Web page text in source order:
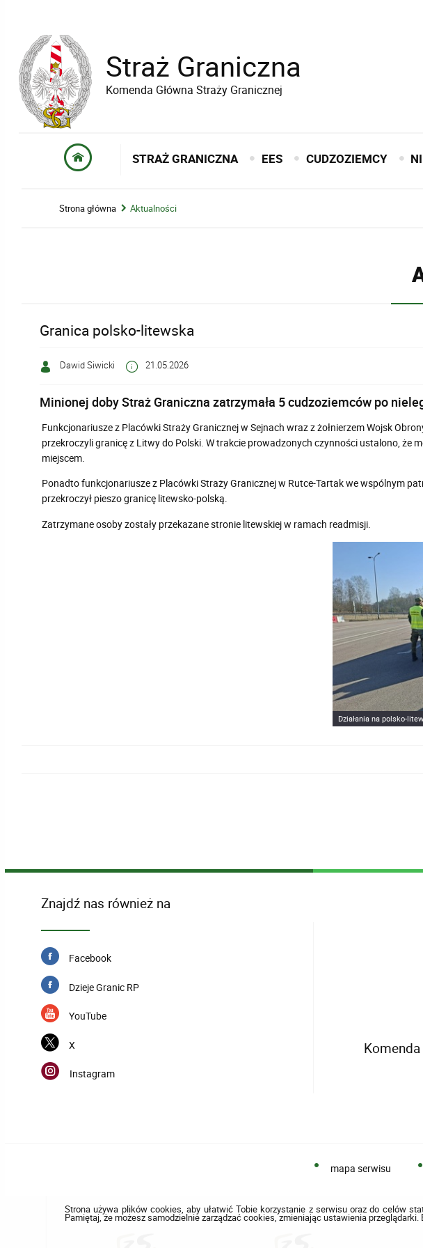
Straż Graniczna
Komenda Główna Straży Granicznej
STRAŻ GRANICZNA EES CUDZOZIEMCY
Strona główna Aktualności
Granica polsko-litewska
Dawid Siwicki 21.05.2026
Minionej doby Straż Graniczna zatrzymała 5 cudzoziemców po
Funkcjonariusze z Placówki Straży Granicznej w Sejnach wraz z żołnierzem Wojsk
przekroczyli granicę z Litwy do Polski. W trakcie prowadzonych czynności ustalono,
miejscem.
Ponadto funkcjonariusze z Placówki Straży Granicznej w Rutce-Tartak we wspólnym
przekroczył pieszo granicę litewsko-polską.
Zatrzymane osoby zostały przekazane stronie litewskiej w ramach readmisji.
Działania na polsko-
Znajdź nas również na
Facebook
Dzieje Granic RP
YouTube
X
Instagram
Komenda
mapa serwisu
Strona używa plików cookies, aby ułatwić Tobie korzystanie z serwisu oraz do celów
Pamiętaj, że możesz samodzielnie zarządzać cookies, zmieniając ustawienia